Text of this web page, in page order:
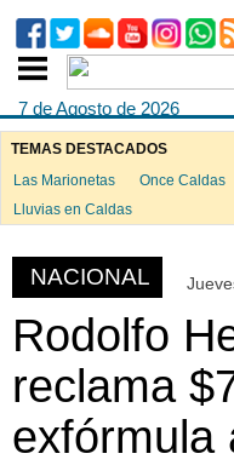
7 de Agosto de 2026
TEMAS DESTACADOS
Las Marionetas
Once Caldas
Lluvias en Caldas
NACIONAL
Rodolfo
reclama
exfórmula